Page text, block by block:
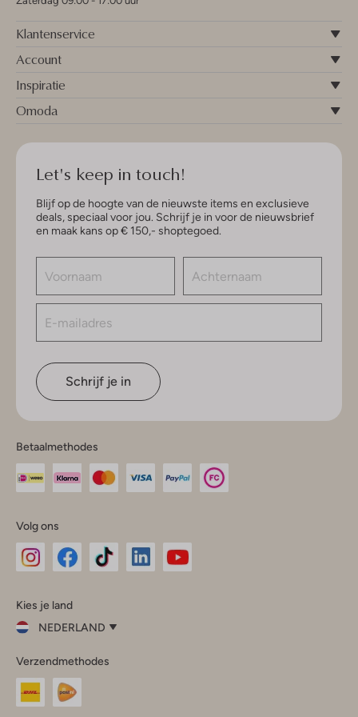
Klantenservice
Account
Inspiratie
Omoda
Let's keep in touch!
Blijf op de hoogte van de nieuwste items en exclusieve
deals, speciaal voor jou. Schrijf je in voor de nieuwsbrief
en maak kans op € 150,- shoptegoed.
Schrijf je in
Betaalmethodes
Volg ons
InstagramFacebook
Kies je land
NEDERLAND
je
land
Nederland
Verzendmethodes